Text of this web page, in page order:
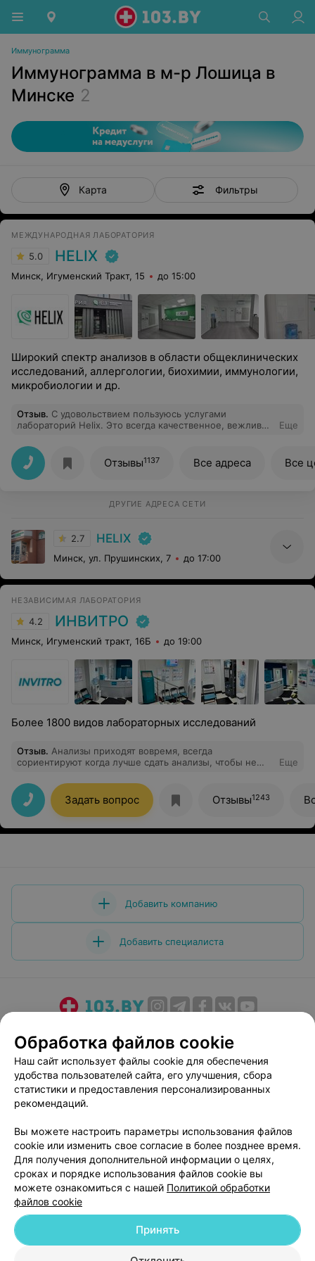
Иммунограмма
Иммунограмма в м-р Лошица в
Минске 2
Карта Фильтры
МЕЖДУНАРОДНАЯ ЛАБОРАТОРИЯ
5.0 HELIX
Минск, Игуменский Тракт, 15 до 15:00
Широкий спектр анализов в области общеклинических
исследований, аллергологии, биохимии, иммунологии,
микробиологии и др.
Отзыв. С удовольствием пользуюсь услугами
лабораторий Helix. Это всегда качественное, вежливое
задержек,приятные цены, в сравнении с другими
лабораториями, а после сдачи анализов всегда
получаю вкусняшку и чашечку вкусного, горячего кофе
или шоколада.,это очень приятно. Спасибо за Ваш труд
Еще
Отзывы1137 Все адреса Все
ДРУГИЕ АДРЕСА СЕТИ
2.7 HELIX
Минск, ул. Прушинских, 7 до 17:00
НЕЗАВИСИМАЯ ЛАБОРАТОРИЯ
4.2 ИНВИТРО
Минск, Игуменский тракт, 16Б до 19:00
Более 1800 видов лабораторных исследований
Отзыв. Анализы приходят вовремя, всегда
сориентируют когда лучше сдать анализы, чтобы не
задержке, если она вдруг случится. На офисе чисто,
работники все приятные и вежливые.
Еще
Задать вопрос Отзывы1243
Добавить компанию
Добавить специалиста
Медицинский маркетинг
Публичный договор
Пользовательское соглашение
Способы оплаты
Вакансии
Партнеры
Написать руководителю 103.by
Персональные настройки cookie
Обработка персональных данных
Обработка файлов cookie
Наш сайт использует файлы cookie для обеспечения
удобства пользователей сайта, его улучшения, сбора
статистики и предоставления персонализированных
рекомендаций.
Вы можете настроить параметры использования файлов
cookie или изменить свое согласие в более позднее время.
Для получения дополнительной информации о целях,
сроках и порядке использования файлов cookie вы
можете ознакомиться с нашей Политикой обработки
файлов cookie
Принять